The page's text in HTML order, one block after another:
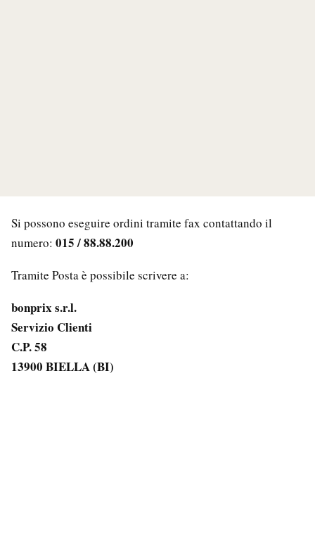
Si possono eseguire ordini tramite fax contattando il
numero: 015 / 88.88.200
Tramite Posta è possibile scrivere a:
bonprix s.r.l.
Servizio Clienti
C.P. 58
13900 BIELLA (BI)